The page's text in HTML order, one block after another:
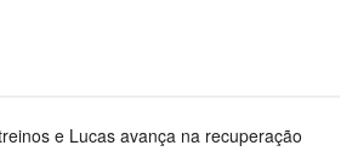
e Lucas avança na recuperação